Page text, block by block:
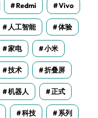
Redmi Vivo
人工智能 体验
家电 小米
技术 折叠屏
机器人 正式
科技 系列